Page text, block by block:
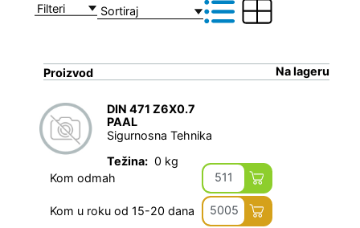
Filteri
Proizvod Na lageru
DIN 471 Z6X0.7
PAAL
Sigurnosna Tehnika
Težina: 0 kg
Kom odmah
511
Kom u roku od 15-20 dana 5005